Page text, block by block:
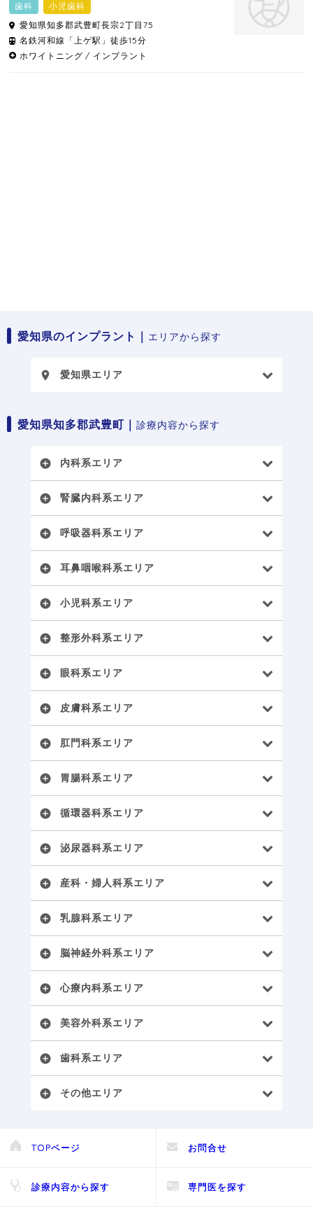
歯科
小児歯科
愛知県知多郡武豊町長宗2丁目75
名鉄河和線「上ゲ駅」徒歩15分
ホワイトニング
インプラント
愛知県のインプラント｜ エリアから探す
place 愛知県エリア
愛知県知多郡武豊町｜ 診療内容から探す
add_circle 内科系エリア
add_circle 腎臓内科系エリア
add_circle 呼吸器科系エリア
add_circle 耳鼻咽喉科系エリア
add_circle 小児科系エリア
add_circle 整形外科系エリア
add_circle 眼科系エリア
add_circle 皮膚科系エリア
add_circle 肛門科系エリア
add_circle 胃腸科系エリア
add_circle 循環器科系エリア
add_circle 泌尿器科系エリア
add_circle 産科・婦人科系エリア
add_circle 乳腺科系エリア
add_circle 脳神経外科系エリア
add_circle 心療内科系エリア
add_circle 美容外科系エリア
add_circle 歯科系エリア
add_circle その他エリア
TOPページ お問合せ
診療内容から探す 専門医を探す